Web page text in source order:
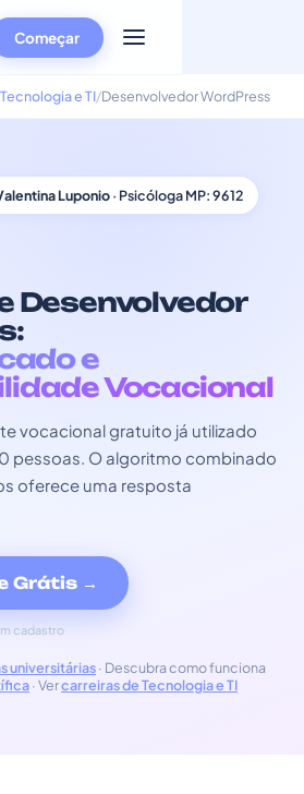
Começar
Tecnologia e TI Desenvolvedor WordPress
Luponio· Psicóloga MP: 9612
Desenvolvedor
e
Vocacional
vocacional gratuito já utilizado
pessoas. O algoritmo combinado
oferece uma resposta
Grátis →
cadastro
universitárias· Descubra como funciona
· Vercarreiras de Tecnologia e TI